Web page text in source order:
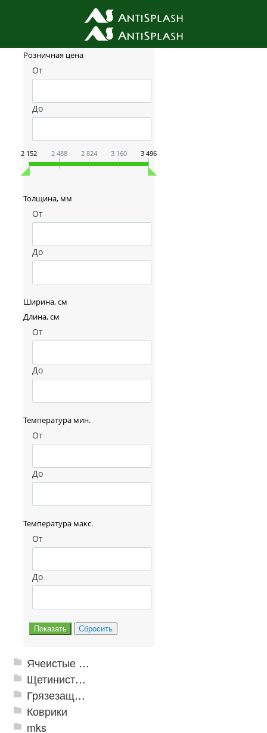
Фильтр товаров
Розничная цена
От
До
2 152 2 488 2 824 3 160 3 496
Толщина, мм
От
До
Ширина, см
Длина, см
От
До
Температура мин.
От
До
Температура макс.
От
До
Ячеистые грязезащитные покрытия
Щетинистые покрытия
Грязезащитные, влаговпитывающие покрытия
Коврики
mks